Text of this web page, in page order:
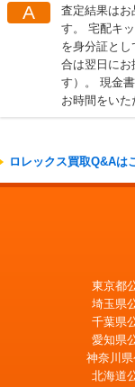
A
査定結果はお
す。 宅配キ
を身分証と
合は翌日にお
す）。 現金
お時間をいた
ロレックス買取Q&Aは
東京都
埼玉県
千葉県
愛知県
神奈川
北海道